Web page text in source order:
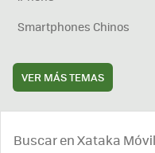
Smartphones Chinos
VER MÁS TEMAS